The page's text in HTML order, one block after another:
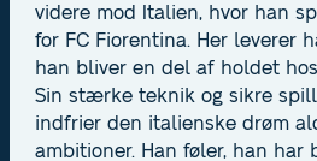
videre mod Italien, hvor han
for FC Fiorentina. Her leverer
han bliver en del af holdet
Sin stærke teknik og sikre
indfrier den italienske drøm
ambitioner. Han føler, han har